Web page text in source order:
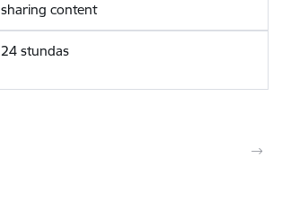
sharing content
24 stundas